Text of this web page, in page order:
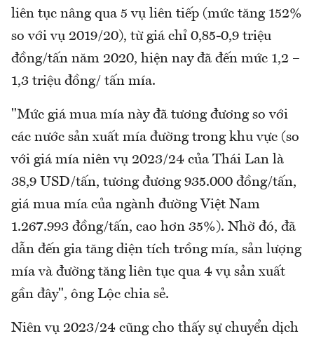
liên tục nâng qua 5 vụ liên tiếp (mức tăng 152%
so với vụ 2019/20), từ giá chỉ 0,85-0,9 triệu
đồng/tấn năm 2020, hiện nay đã đến mức 1,2 –
1,3 triệu đồng/ tấn mía.
"Mức giá mua mía này đã tương đương so với
các nước sản xuất mía đường trong khu vực (so
với giá mía niên vụ 2023/24 của Thái Lan là
38,9 USD/tấn, tương đương 935.000 đồng/tấn,
giá mua mía của ngành đường Việt Nam
1.267.993 đồng/tấn, cao hơn 35%). Nhờ đó, đã
dẫn đến gia tăng diện tích trồng mía, sản lượng
mía và đường tăng liên tục qua 4 vụ sản xuất
gần đây", ông Lộc chia sẻ.
Niên vụ 2023/24 cũng cho thấy sự chuyển dịch